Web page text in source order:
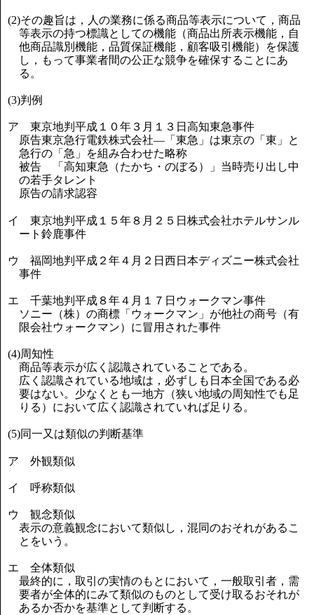
(2)その趣旨は，人の業務に係る商品等表示について，商品
等表示の持つ標識としての機能（商品出所表示機能，自
他商品識別機能，品質保証機能，顧客吸引機能）を保護
し，もって事業者間の公正な競争を確保することにあ
る。
(3)判例
ア 東京地判平成１０年３月１３日高知東急事件
原告東京急行電鉄株式会社―「東急」は東京の「東」と
急行の「急」を組み合わせた略称
被告 「高知東急（たかち・のぼる）」当時売り出し中
の若手タレント
原告の請求認容
イ 東京地判平成１５年８月２５日株式会社ホテルサンル
ート鈴鹿事件
ウ 福岡地判平成２年４月２日西日本ディズニー株式会社
事件
エ 千葉地判平成８年４月１７日ウォークマン事件
ソニー（株）の商標「ウォークマン」が他社の商号（有
限会社ウォークマン）に冒用された事件
(4)周知性
商品等表示が広く認識されていることである。
広く認識されている地域は，必ずしも日本全国である必
要はない。少なくとも一地方（狭い地域の周知性でも足
りる）において広く認識されていれば足りる。
(5)同一又は類似の判断基準
ア 外観類似
イ 呼称類似
ウ 観念類似
表示の意義観念において類似し，混同のおそれがあるこ
とをいう。
エ 全体類似
最終的に，取引の実情のもとにおいて，一般取引者，需
要者が全体的にみて類似のものとして受け取るおそれが
あるか否かを基準として判断する。